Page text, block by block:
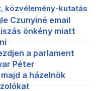
közvélemény-kutatás
Czunyiné email
önkény miatt
a parlament
Péter
a házelnök